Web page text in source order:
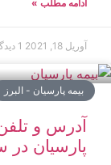
ادامه مطلب »
آوریل 18, 2021 1 دیدگاه
بیمه پارسیان - البرز
آدرس و
پارسیان در